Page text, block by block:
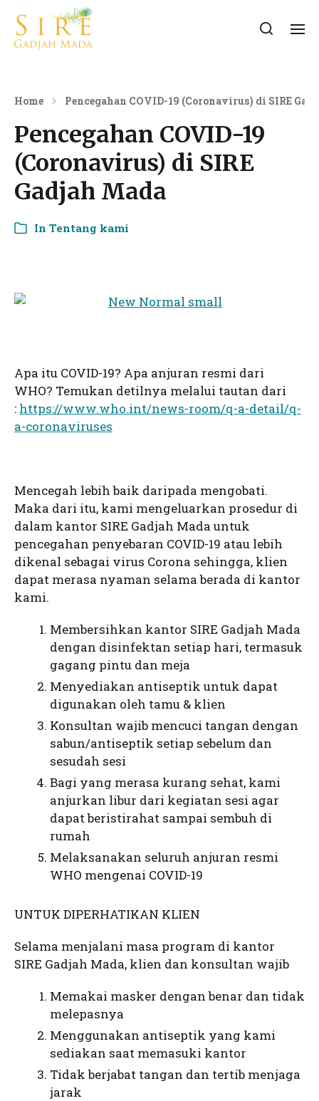
Home Pencegahan COVID-19 (Coronavirus) di SIRE
Pencegahan COVID-19
(Coronavirus) di SIRE
Gadjah Mada
In Tentang kami
Apa itu COVID-19? Apa anjuran resmi dari
WHO? Temukan detilnya melalui tautan dari
: https://www.who.int/news-room/q-a-detail/q-
a-coronaviruses
Mencegah lebih baik daripada mengobati.
Maka dari itu, kami mengeluarkan prosedur di
dalam kantor SIRE Gadjah Mada untuk
pencegahan penyebaran COVID-19 atau lebih
dikenal sebagai virus Corona sehingga, klien
dapat merasa nyaman selama berada di kantor
kami.
Membersihkan kantor SIRE Gadjah Mada
dengan disinfektan setiap hari, termasuk
gagang pintu dan meja
Menyediakan antiseptik untuk dapat
digunakan oleh tamu & klien
Konsultan wajib mencuci tangan dengan
sabun/antiseptik setiap sebelum dan
sesudah sesi
Bagi yang merasa kurang sehat, kami
anjurkan libur dari kegiatan sesi agar
dapat beristirahat sampai sembuh di
rumah
Melaksanakan seluruh anjuran resmi
WHO mengenai COVID-19
UNTUK DIPERHATIKAN KLIEN
Selama menjalani masa program di kantor
SIRE Gadjah Mada, klien dan konsultan wajib
Memakai masker dengan benar dan tidak
melepasnya
Menggunakan antiseptik yang kami
sediakan saat memasuki kantor
Tidak berjabat tangan dan tertib menjaga
jarak